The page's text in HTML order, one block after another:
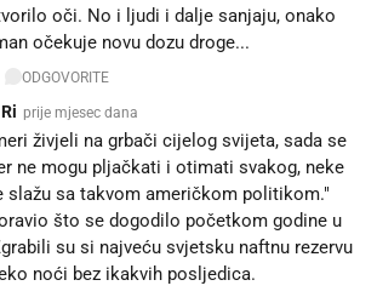
oči. No i ljudi i dalje sanjaju, onako
očekuje novu dozu droge...
ODGOVORITE
prije mjesec dana
živjeli na grbači cijelog svijeta, sada se
ne mogu pljačkati i otimati svakog, neke
slažu sa takvom američkom politikom."
što se dogodilo početkom godine u
su si najveću svjetsku naftnu rezervu
noći bez ikakvih posljedica.